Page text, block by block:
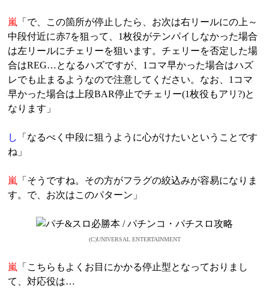
嵐
「で、この箇所が停止したら、お次は右リールにの上～
中段付近に赤7を狙って、1枚役がテンパイしなかった場合
は左リールにチェリーを狙います。チェリーを否定した場
合はREG…となるハズですが、1コマ早かった場合はハズ
レでも止まるようなので注意してください。なお、1コマ
早かった場合は上段BAR停止でチェリー(1枚役もアリ?)と
なります」
し
「なるべく中段に狙うように心がけたいということです
ね」
嵐
「そうですね。その方がフラグの絞込みが容易になりま
す。で、お次はこのパターン」
(C)UNIVERSAL ENTERTAINMENT
嵐
「こちらもよくお目にかかる停止型となっておりまし
て、対応役は…